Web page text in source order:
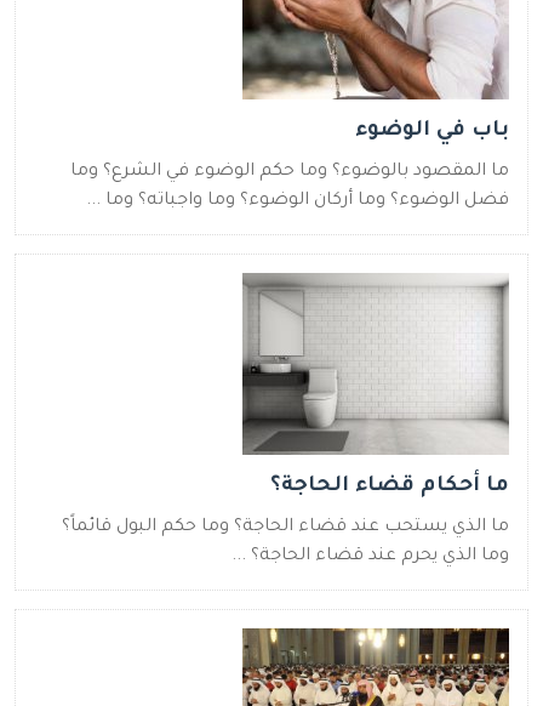
باب في الوضوء
ما المقصود بالوضوء؟ وما حكم الوضوء في الشرع؟ وما
فضل الوضوء؟ وما أركان الوضوء؟ وما واجباته؟ وما ...
ما أحكام قضاء الحاجة؟
ما الذي يستحب عند قضاء الحاجة؟ وما حكم البول قائماً؟
وما الذي يحرم عند قضاء الحاجة؟ ...